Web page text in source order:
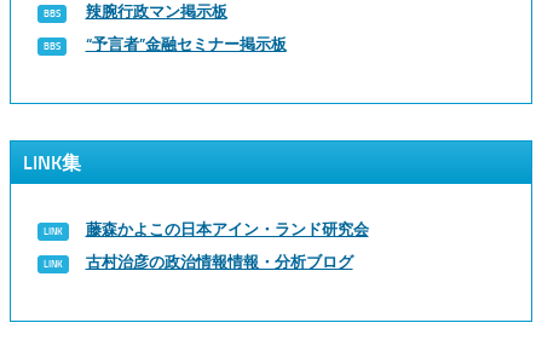
辣腕行政マン掲示板
“予言者”金融セミナー掲示板
LINK集
藤森かよこの日本アイン・ランド研究会
古村治彦の政治情報情報・分析ブログ